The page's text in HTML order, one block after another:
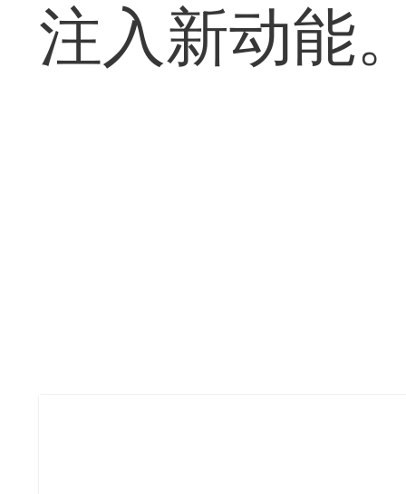
注入新动能